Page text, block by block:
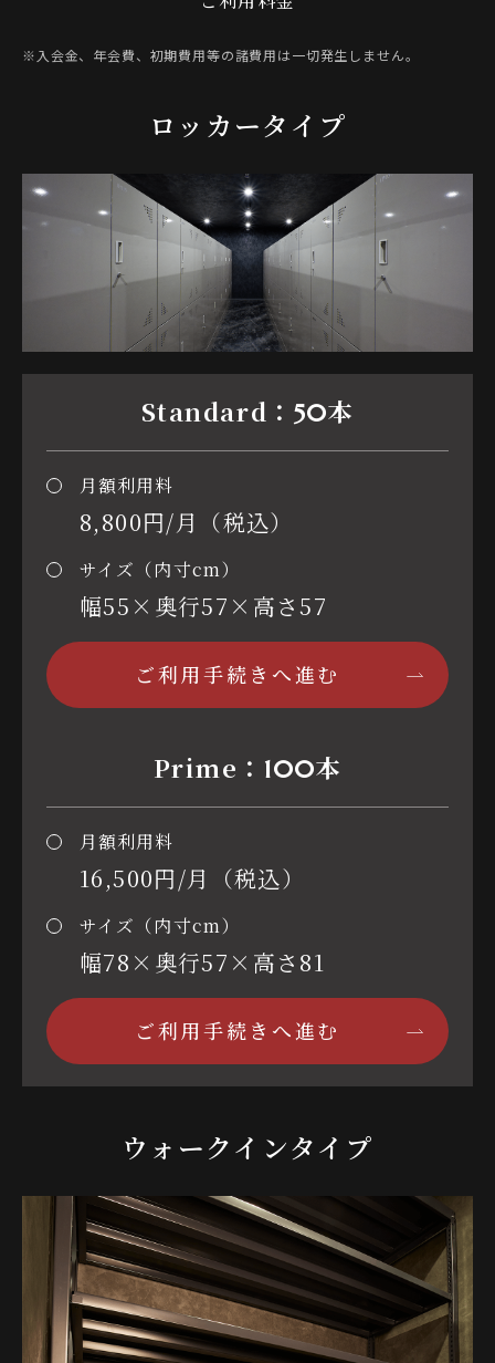
※入会金、年会費、初期費用等の諸費用は一切発生しません。
ロッカータイプ
Standard： 50本
月額利用料
8,800円/月（税込）
サイズ（内寸cm）
幅55×奥行57×高さ57
ご利用手続きへ進む
Prime： 100本
月額利用料
16,500円/月（税込）
サイズ（内寸cm）
幅78×奥行57×高さ81
ご利用手続きへ進む
ウォークインタイプ